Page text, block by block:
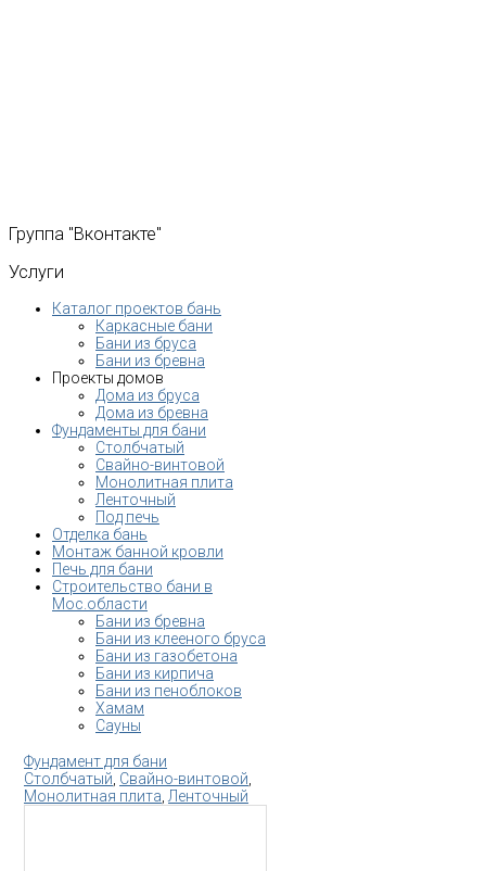
Группа "Вконтакте"
Услуги
Каталог проектов бань
Каркасные бани
Бани из бруса
Бани из бревна
Проекты домов
Дома из бруса
Дома из бревна
Фундаменты для бани
Столбчатый
Свайно-винтовой
Монолитная плита
Ленточный
Под печь
Отделка бань
Монтаж банной кровли
Печь для бани
Строительство бани в
Мос.области
Бани из бревна
Бани из клееного бруса
Бани из газобетона
Бани из кирпича
Бани из пеноблоков
Хамам
Сауны
Фундамент для бани
Столбчатый, Свайно-винтовой,
Монолитная плита,Ленточный